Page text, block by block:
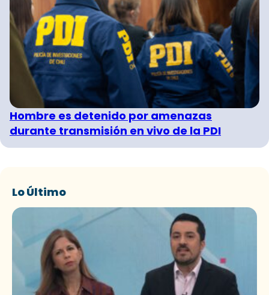
Hombre es detenido por amenazas
durante transmisión en vivo de la PDI
Lo Último